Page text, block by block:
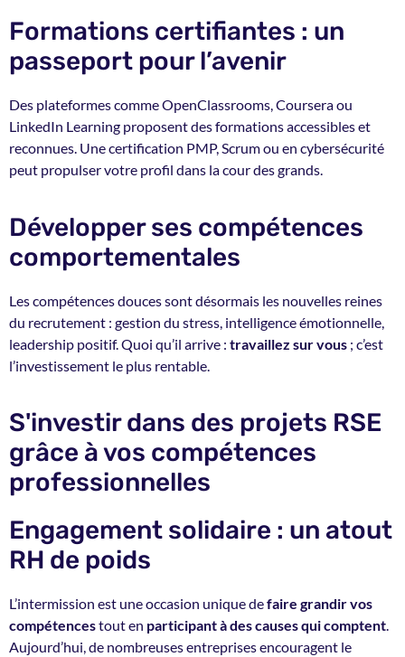
Formations certifiantes : un
passeport pour l’avenir
Des plateformes comme OpenClassrooms, Coursera ou
LinkedIn Learning proposent des formations accessibles et
reconnues. Une certification PMP, Scrum ou en cybersécurité
peut propulser votre profil dans la cour des grands.
Développer ses compétences
comportementales
Les compétences douces sont désormais les nouvelles reines
du recrutement : gestion du stress, intelligence émotionnelle,
leadership positif. Quoi qu’il arrive : travaillez sur vous ; c’est
l’investissement le plus rentable.
S'investir dans des projets RSE
grâce à vos compétences
professionnelles
Engagement solidaire : un atout
RH de poids
L’intermission est une occasion unique defaire grandir vos
compétencestout en participant à des causes qui comptent.
Aujourd’hui, de nombreuses entreprises encouragent le